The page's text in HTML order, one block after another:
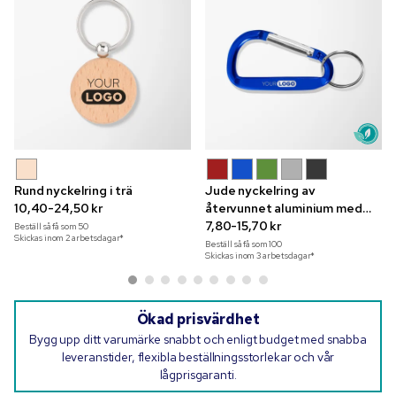
Rund nyckelring i trä
10,40-24,50 kr
Beställ så få som 50
Skickas inom 2 arbetsdagar*
Jude nyckelring av
återvunnet aluminium med
karbinhake
7,80-15,70 kr
Beställ så få som100
Skickas inom 3 arbetsdagar*
Ökad prisvärdhet
Bygg upp ditt varumärke snabbt och enligt budget med snabba
leveranstider, flexibla beställningsstorlekar och vår
lågprisgaranti.